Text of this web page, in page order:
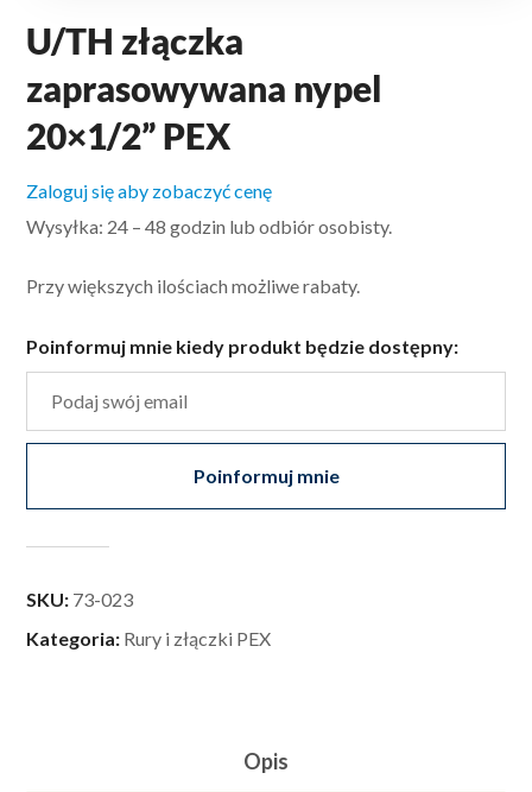
U/TH złączka
zaprasowywana nypel
20×1/2” PEX
Zaloguj się aby zobaczyć cenę
Wysyłka: 24 – 48 godzin lub odbiór osobisty.
Przy większych ilościach możliwe rabaty.
Poinformuj mnie kiedy produkt będzie dostępny:
Poinformuj mnie
SKU: 73-023
Kategoria: Rury i złączki PEX
Opis